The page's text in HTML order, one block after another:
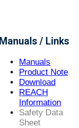
Manuals / Links
Manuals
Product Note
Download
REACH
Information
Safety Data
Sheet